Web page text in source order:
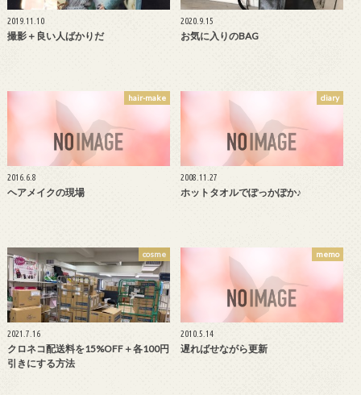
2019.11.10
撮影＋良い人ばかりだ
2020.9.15
お気に入りのBAG
hair-make
2016.6.8
ヘアメイクの現場
diary
2008.11.27
ホットタオルでぽっかぽか♪
cosme
2021.7.16
クロネコ配送料を15%OFF＋各100円
引きにする方法
memo
2010.5.14
遅ればせながら更新